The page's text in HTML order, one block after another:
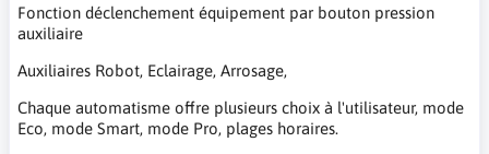
Fonction déclenchement équipement par bouton pression
auxiliaire
Auxiliaires Robot, Eclairage, Arrosage,
Chaque automatisme offre plusieurs choix à l'utilisateur, mode
Eco, mode Smart, mode Pro, plages horaires.